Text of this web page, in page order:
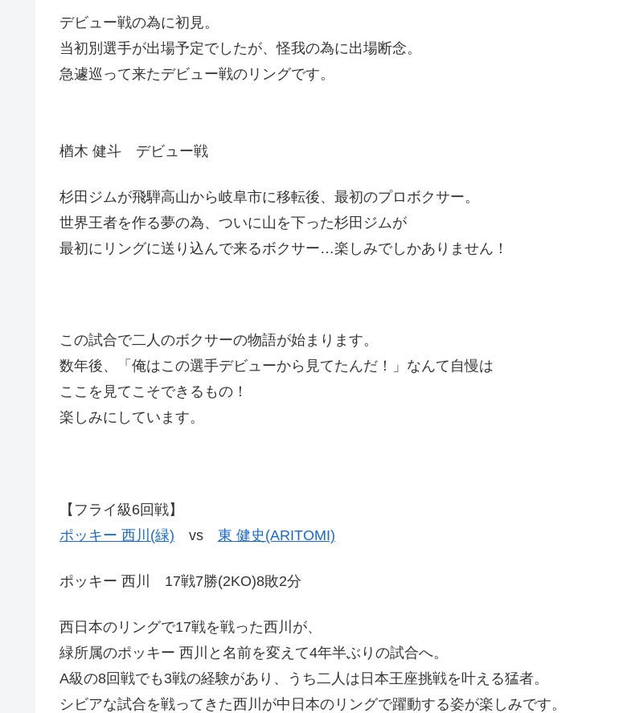
デビュー戦の為に初見。
当初別選手が出場予定でしたが、怪我の為に出場断念。
急遽巡って来たデビュー戦のリングです。
楢木 健斗 デビュー戦
杉田ジムが飛騨高山から岐阜市に移転後、最初のプロボクサー。
世界王者を作る夢の為、ついに山を下った杉田ジムが
最初にリングに送り込んで来るボクサー…楽しみでしかありません！
この試合で二人のボクサーの物語が始まります。
数年後、「俺はこの選手デビューから見てたんだ！」なんて自慢は
ここを見てこそできるもの！
楽しみにしています。
【フライ級6回戦】
ポッキー 西川(緑) vs 東 健史(ARITOMI)
ポッキー 西川 17戦7勝(2KO)8敗2分
西日本のリングで17戦を戦った西川が、
緑所属のポッキー 西川と名前を変えて4年半ぶりの試合へ。
A級の8回戦でも3戦の経験があり、うち二人は日本王座挑戦を叶える猛者。
シビアな試合を戦ってきた西川が中日本のリングで躍動する姿が楽しみです。